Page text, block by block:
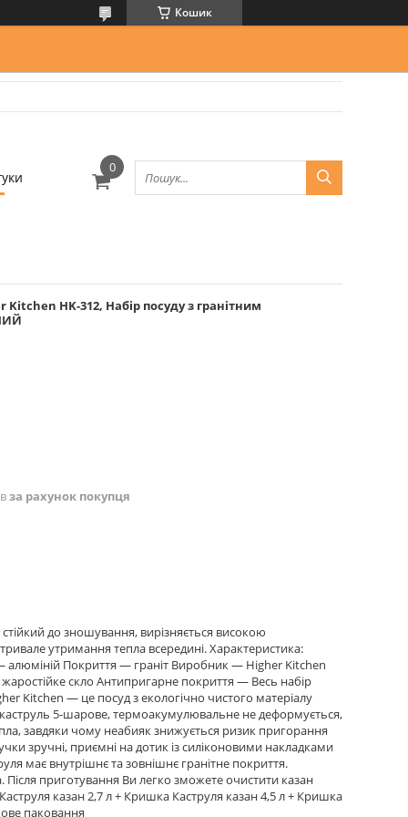
Кошик
Kitchen HK-312, Набір посуду з гранітним
за рахунок покупця
до зношування, вирізняється високою
утримання тепла всередині. Характеристика:
алюміній Покриття — граніт Виробник — Higher Kitchen
скло Антипригарне покриття — Весь набір
Kitchen — це посуд з екологічно чистого матеріалу
каструль 5-шарове, термоакумулювальне не деформується,
завдяки чому неабияк знижується ризик пригорання
зручні, приємні на дотик із силіконовими накладками
має внутрішнє та зовнішнє гранітне покриття.
Після приготування Ви легко зможете очистити казан
казан 2,7 л + Кришка Каструля казан 4,5 л + Кришка
паковання